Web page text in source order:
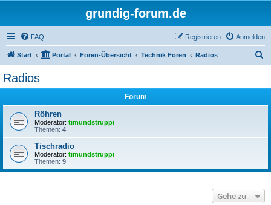
grundig-forum.de
FAQ Anmelden
Registrieren
Start Portal Foren-Übersicht Technik Foren Radios
Radios
Forum
Röhren
Moderator: timundstruppi
Themen: 4
Tischradio
Moderator: timundstruppi
Themen: 9
Gehe zu